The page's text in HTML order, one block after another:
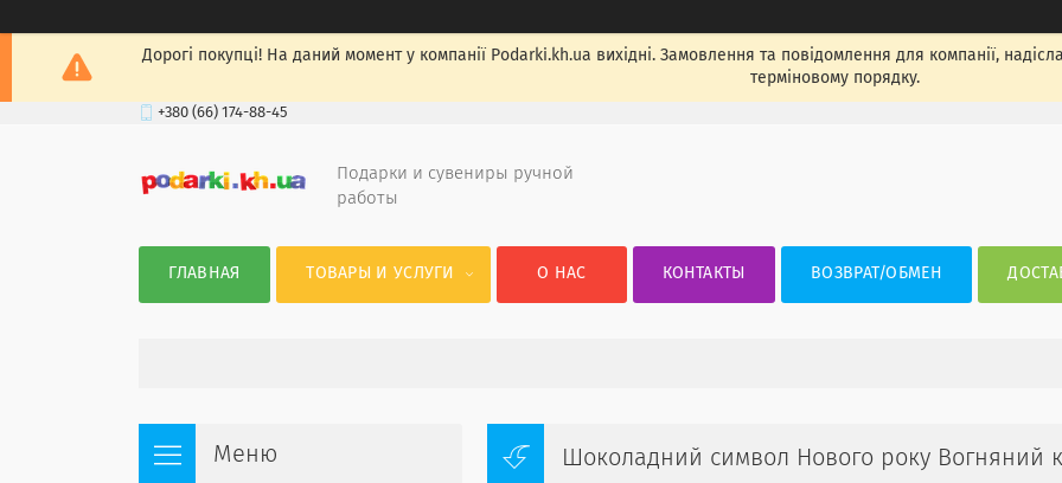
Дорогі покупці! На даний момент у компанії Podarki.kh.ua вихідні. Замовлення та повідомлення для компанії,
терміновому порядку.
+380 (66) 174-88-45
Подарки и сувениры ручной
работы
ГЛАВНАЯ ТОВАРЫ И УСЛУГИ О НАС КОНТАКТЫ ВОЗВРАТ/ОБМЕН
Шоколадний символ Нового року Вогняний